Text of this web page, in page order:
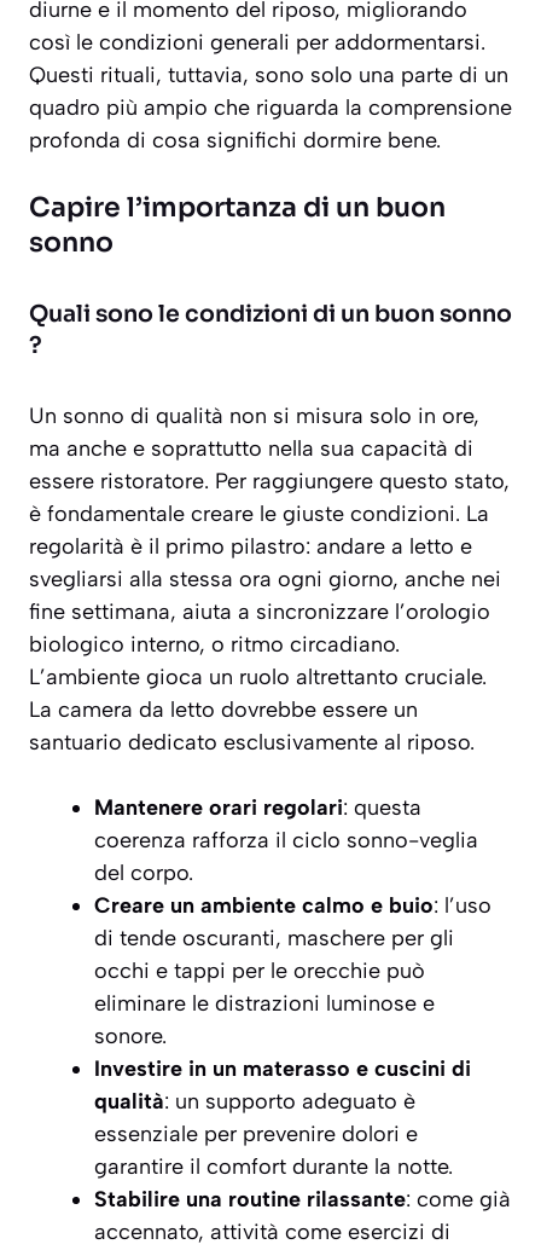
diurne e il momento del riposo, migliorando
così le condizioni generali per addormentarsi.
Questi rituali, tuttavia, sono solo una parte di un
quadro più ampio che riguarda la comprensione
profonda di cosa significhi dormire bene.
Capire l’importanza di un buon
sonno
Quali sono le condizioni di un buon sonno
?
Un sonno di qualità non si misura solo in ore,
ma anche e soprattutto nella sua capacità di
essere ristoratore. Per raggiungere questo stato,
è fondamentale creare le giuste condizioni. La
regolarità è il primo pilastro: andare a letto e
svegliarsi alla stessa ora ogni giorno, anche nei
fine settimana, aiuta a sincronizzare l’orologio
biologico interno, o ritmo circadiano.
L’ambiente gioca un ruolo altrettanto cruciale.
La camera da letto dovrebbe essere un
santuario dedicato esclusivamente al riposo.
Mantenere orari regolari: questa
coerenza rafforza il ciclo sonno-veglia
del corpo.
Creare un ambiente calmo e buio: l’uso
di tende oscuranti, maschere per gli
occhi e tappi per le orecchie può
eliminare le distrazioni luminose e
sonore.
Investire in un materasso e cuscini di
qualità: un supporto adeguato è
essenziale per prevenire dolori e
garantire il comfort durante la notte.
Stabilire una routine rilassante: come già
accennato, attività come esercizi di